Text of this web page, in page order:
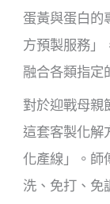
蛋黃與蛋白的
方預製服務」
融合各類指定
對於迎戰母親
這套客製化解
化產線」。師
洗、免打、免